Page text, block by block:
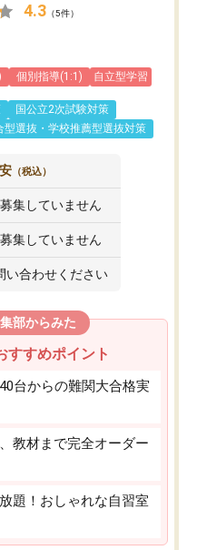
4.3 （5件）
個別指導(1:1) 自立型学習
国公立2次試験対策
型選抜・学校推薦型選抜対策
（税込）
集していません
集していません
い合わせください
部からみた
すすめポイント
台からの難関大合格実
教材まで完全オーダー
題！おしゃれな自習室